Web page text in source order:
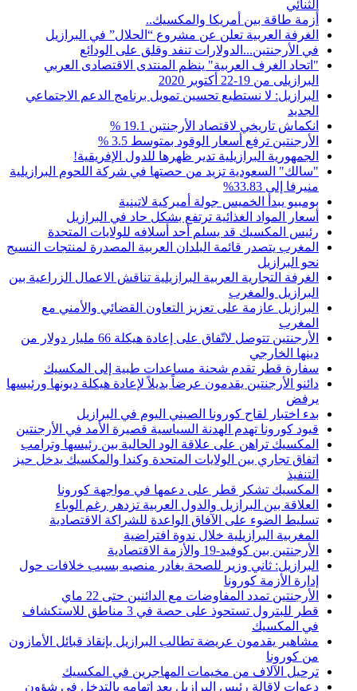
الثنائي
أزمة طاقة بين أمريكا والمكسيك..
الغرفة العربية تعلن عن مشروع “الحلال” في البرازيل
في الأرجنتين...الدولارات تنفد وقلق على الودائع
"اتحاد الغرف العربية" ينظم المنتدى الاقتصادى العربي
البرازيلى من 19-22 أكتوبر 2020
البرازيل: لا نستطيع تحسين تمويل برنامج الدعم الاجتماعي
الجديد
انكماش تاريخي لاقتصاد الأرجنتين 19.1 %
الأرجنتين ترفع أسعار الوقود بمتوسط 3.5 %
الجمهورية البرازيلية تدير ظهرها للدول الإفريقية!
"سالك" السعودية تزيد من حصتها في شركة اللحوم البرازيلية
منيرفا إلى 33.83%
بومبيو يبدأ الخميس جولة أميركية لاتينية
أسعار المواد الغذائية ترتفع بشكل حاد في البرازيل
رئيس المكسيك قد يسلم أحد أسلافه للولايات المتحدة
المغرب يتصدر قائمة البلدان العربية المصدرة لمنتجات النسيج
نحو البرازيل
الغرفة التجارية العربية البرازيلية تناقش الاعمال الزراعية بين
البرازيل والمغرب
البرازيل عازمة على تعزيز التعاون القضائي والأمني مع
المغرب
الأرجنتين تتوصل لاتّفاق على إعادة هيكلة 66 مليار دولار من
دينها الخارجي
سفارة قطر تقدم شحنة مساعدات طبية إلى المكسيك
دائنو الأرجنتين يقدمون عرضاً بديلاً لإعادة هيكلة ديونها ورئيسها
يرفض
بدء اختبار لقاح كورونا الصيني اليوم في البرازيل
قيود كورونا تهدم الهدنة السياسية قصيرة الأمد في الأرجنتين
المكسيك تراهن على علاقة الود الحالية بين رئيسها وترامب
اتفاق تجاري بين الولايات المتحدة وكندا والمكسيك يدخل حيز
التنفيذ
المكسيك تشكر قطر على دعمها في مواجهة كورونا
العلاقة بين البرازيل والدول العربية تزدهر رغم الوباء
تسليط الضوء على الآفاق الواعدة للشراكة الاقتصادية
المغربية البرازيلية خلال ندوة افتراضية
الأرجنتين بين كوفيد-19 والأزمة الاقتصادية
البرازيل: ثاني وزير للصحة يغادر منصبه بسبب خلافات حول
إدارة الأزمة كورونا
الأرجنتين تمدد المفاوضات مع الدائنين حتى 22 ماي
قطر للبترول تستحوذ على حصة في 3 مناطق للاستكشاف
في المكسيك
مشاهير يقدمون عريضة تطالب البرازيل بإنقاذ قبائل الأمازون
من كورونا
ترحيل الآلاف من مخيمات المهاجرين في المكسيك
دعوات لإقالة رئيس البرازيل بعد اتهامه بالتدخل في شؤون